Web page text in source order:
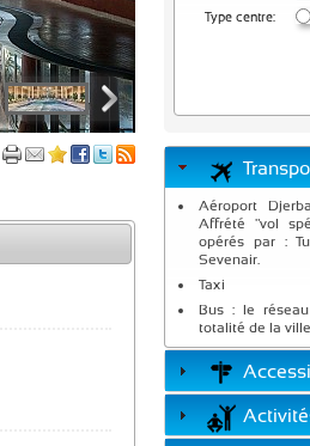
Type centre:
Aéroport
Affrété "vol
opérés par :
Sevenair.
Taxi
Bus : le
totalité de la ville